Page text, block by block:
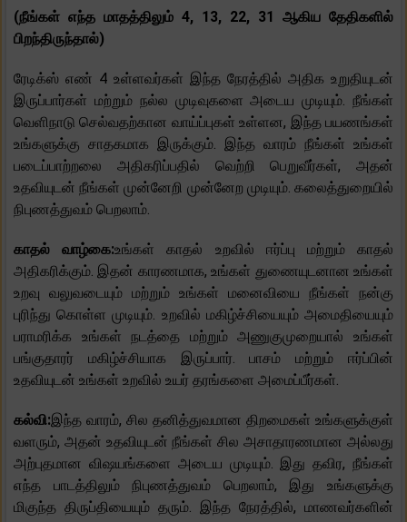
(நீங்கள் எந்த மாதத்திலும் 4, 13, 22, 31 ஆகிய தேதிகளில்
பிறந்திருந்தால்)
ரேடிக்ஸ் எண் 4 உள்ளவர்கள் இந்த நேரத்தில் அதிக உறுதியுடன்
இருப்பார்கள் மற்றும் நல்ல முடிவுகளை அடைய முடியும். நீங்கள்
வெளிநாடு செல்வதற்கான வாய்ப்புகள் உள்ளன, இந்த பயணங்கள்
உங்களுக்கு சாதகமாக இருக்கும். இந்த வாரம் நீங்கள் உங்கள்
படைப்பாற்றலை அதிகரிப்பதில் வெற்றி பெறுவீர்கள், அதன்
உதவியுடன் நீங்கள் முன்னேறி முன்னேற முடியும். கலைத்துறையில்
நிபுணத்துவம் பெறலாம்.
காதல் வாழ்கை:உங்கள் காதல் உறவில் ஈர்ப்பு மற்றும் காதல்
அதிகரிக்கும். இதன் காரணமாக, உங்கள் துணையுடனான உங்கள்
உறவு வலுவடையும் மற்றும் உங்கள் மனைவியை நீங்கள் நன்கு
புரிந்து கொள்ள முடியும். உறவில் மகிழ்ச்சியையும் அமைதியையும்
பராமரிக்க உங்கள் நடத்தை மற்றும் அணுகுமுறையால் உங்கள்
பங்குதாரர் மகிழ்ச்சியாக இருப்பார். பாசம் மற்றும் ஈர்ப்பின்
உதவியுடன் உங்கள் உறவில் உயர் தரங்களை அமைப்பீர்கள்.
கல்வி:இந்த வாரம், சில தனித்துவமான திறமைகள் உங்களுக்குள்
வளரும், அதன் உதவியுடன் நீங்கள் சில அசாதாரணமான அல்லது
அற்புதமான விஷயங்களை அடைய முடியும். இது தவிர, நீங்கள்
எந்த பாடத்திலும் நிபுணத்துவம் பெறலாம், இது உங்களுக்கு
மிகுந்த திருப்தியையும் தரும். இந்த நேரத்தில், மாணவர்களின்